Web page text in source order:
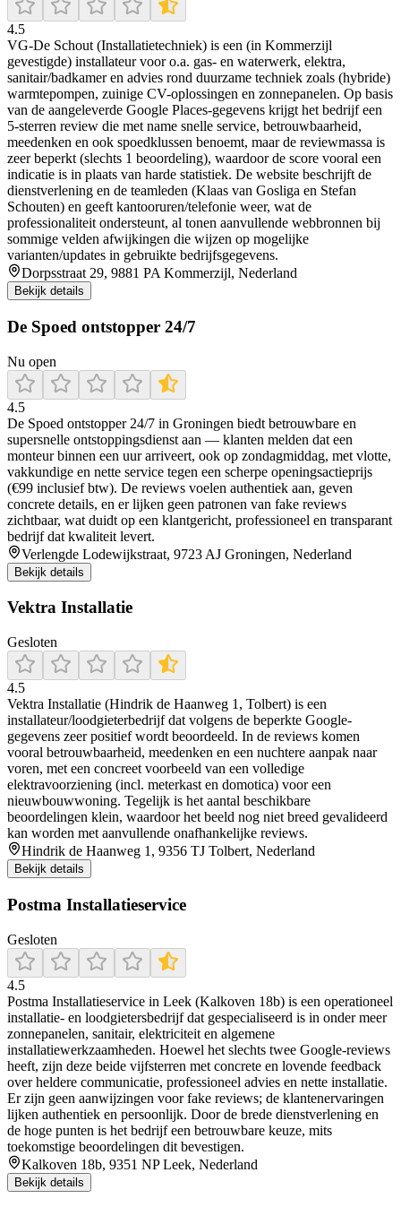
4.5
VG-De Schout (Installatietechniek) is een (in Kommerzijl
gevestigde) installateur voor o.a. gas- en waterwerk, elektra,
sanitair/badkamer en advies rond duurzame techniek zoals (hybride)
warmtepompen, zuinige CV-oplossingen en zonnepanelen. Op basis
van de aangeleverde Google Places-gegevens krijgt het bedrijf een
5-sterren review die met name snelle service, betrouwbaarheid,
meedenken en ook spoedklussen benoemt, maar de reviewmassa is
zeer beperkt (slechts 1 beoordeling), waardoor de score vooral een
indicatie is in plaats van harde statistiek. De website beschrijft de
dienstverlening en de teamleden (Klaas van Gosliga en Stefan
Schouten) en geeft kantooruren/telefonie weer, wat de
professionaliteit ondersteunt, al tonen aanvullende webbronnen bij
sommige velden afwijkingen die wijzen op mogelijke
varianten/updates in gebruikte bedrijfsgegevens.
Dorpsstraat 29, 9881 PA Kommerzijl, Nederland
Bekijk details
De Spoed ontstopper 24/7
Nu open
4.5
De Spoed ontstopper 24/7 in Groningen biedt betrouwbare en
supersnelle ontstoppingsdienst aan — klanten melden dat een
monteur binnen een uur arriveert, ook op zondagmiddag, met vlotte,
vakkundige en nette service tegen een scherpe openingsactieprijs
(€99 inclusief btw). De reviews voelen authentiek aan, geven
concrete details, en er lijken geen patronen van fake reviews
zichtbaar, wat duidt op een klantgericht, professioneel en transparant
bedrijf dat kwaliteit levert.
Verlengde Lodewijkstraat, 9723 AJ Groningen, Nederland
Bekijk details
Vektra Installatie
Gesloten
4.5
Vektra Installatie (Hindrik de Haanweg 1, Tolbert) is een
installateur/loodgieterbedrijf dat volgens de beperkte Google-
gegevens zeer positief wordt beoordeeld. In de reviews komen
vooral betrouwbaarheid, meedenken en een nuchtere aanpak naar
voren, met een concreet voorbeeld van een volledige
elektravoorziening (incl. meterkast en domotica) voor een
nieuwbouwwoning. Tegelijk is het aantal beschikbare
beoordelingen klein, waardoor het beeld nog niet breed gevalideerd
kan worden met aanvullende onafhankelijke reviews.
Hindrik de Haanweg 1, 9356 TJ Tolbert, Nederland
Bekijk details
Postma Installatieservice
Gesloten
4.5
Postma Installatieservice in Leek (Kalkoven 18b) is een operationeel
installatie‑ en loodgietersbedrijf dat gespecialiseerd is in onder meer
zonnepanelen, sanitair, elektriciteit en algemene
installatiewerkzaamheden. Hoewel het slechts twee Google‑reviews
heeft, zijn deze beide vijfsterren met concrete en lovende feedback
over heldere communicatie, professioneel advies en nette installatie.
Er zijn geen aanwijzingen voor fake reviews; de klantenervaringen
lijken authentiek en persoonlijk. Door de brede dienstverlening en
de hoge punten is het bedrijf een betrouwbare keuze, mits
toekomstige beoordelingen dit bevestigen.
Kalkoven 18b, 9351 NP Leek, Nederland
Bekijk details